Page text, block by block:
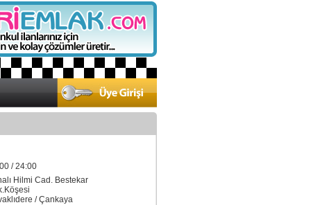
/ 24:00
Hilmi Cad. Bestekar
/ Çankaya